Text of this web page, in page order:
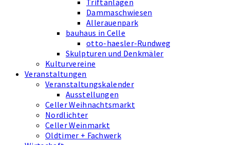
Dammaschwiesen
Allerauenpark
bauhaus in Celle
otto-haesler-Rundweg
Skulpturen und Denkmäler
Kulturvereine
Veranstaltungen
Veranstaltungskalender
Ausstellungen
Celler Weihnachtsmarkt
Nordlichter
Celler Weinmarkt
Oldtimer + Fachwerk